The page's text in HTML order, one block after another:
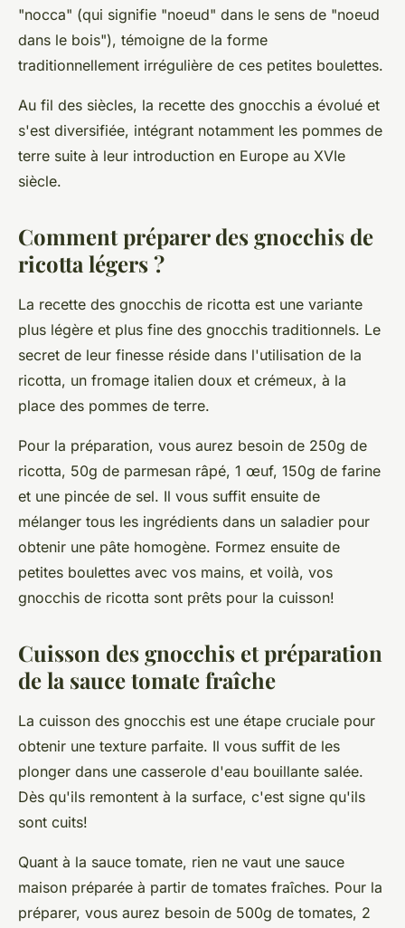
"nocca" (qui signifie "noeud" dans le sens de "noeud
dans le bois"), témoigne de la forme
traditionnellement irrégulière de ces petites boulettes.
Au fil des siècles, la recette des gnocchis a évolué et
s'est diversifiée, intégrant notamment les pommes de
terre suite à leur introduction en Europe au XVIe
siècle.
Comment préparer des gnocchis de
ricotta légers ?
La recette des gnocchis de ricotta est une variante
plus légère et plus fine des gnocchis traditionnels. Le
secret de leur finesse réside dans l'utilisation de la
ricotta, un fromage italien doux et crémeux, à la
place des pommes de terre.
Pour la préparation, vous aurez besoin de 250g de
ricotta, 50g de parmesan râpé, 1 œuf, 150g de farine
et une pincée de sel. Il vous suffit ensuite de
mélanger tous les ingrédients dans un saladier pour
obtenir une pâte homogène. Formez ensuite de
petites boulettes avec vos mains, et voilà, vos
gnocchis de ricotta sont prêts pour la cuisson!
Cuisson des gnocchis et préparation
de la sauce tomate fraîche
La cuisson des gnocchis est une étape cruciale pour
obtenir une texture parfaite. Il vous suffit de les
plonger dans une casserole d'eau bouillante salée.
Dès qu'ils remontent à la surface, c'est signe qu'ils
sont cuits!
Quant à la sauce tomate, rien ne vaut une sauce
maison préparée à partir de tomates fraîches. Pour la
préparer, vous aurez besoin de 500g de tomates, 2